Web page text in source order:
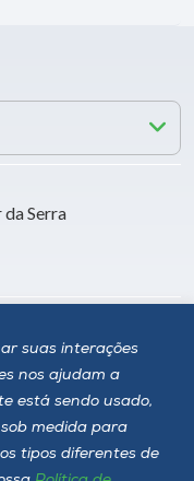
suas interações
nos ajudam a
está sendo usado,
medida para
tipos diferentes de
Serra